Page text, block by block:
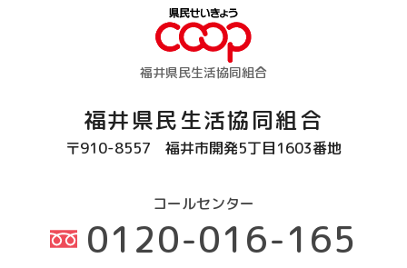
福井県民生活協同組合
福井県民生活協同組合
〒910-8557 福井市開発5丁目1603番地
コールセンター
0120-016-165